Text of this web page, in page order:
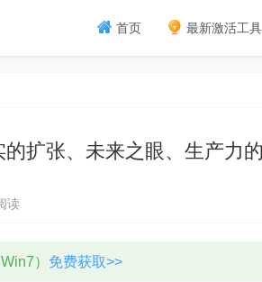
首页 最新激活工具
扩张、未来之眼、生产力
读
） 免费获取>>